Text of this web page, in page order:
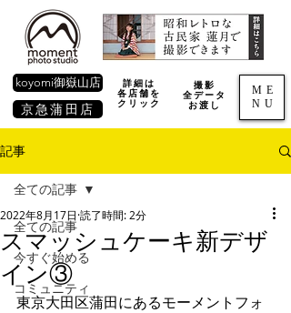
京急蒲田店
koyomi御嶽山店
撮影
全データ
お渡し
ME
NU
詳細は
各店舗を
​クリック
記事
全ての記事
今すぐ始める
コミュニティ
全ての記事
スマッシュケーキ新デザ
イン③
2022年8月17日 読了時間: 2分
東京大田区蒲田にあるモーメントフォ